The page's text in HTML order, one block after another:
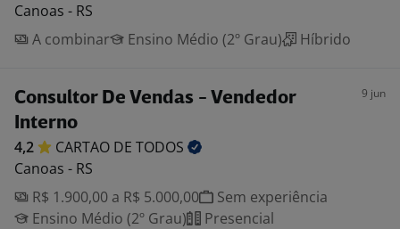
Canoas - RS
A combinar
Ensino Médio (2º Grau) Híbrido
Consultor De Vendas - Vendedor
Interno
9 jun
4,2 CARTAO DE TODOS
Canoas - RS
R$ 1.900,00 a R$ 5.000,00
Sem experiência
Ensino Médio (2º Grau)
Presencial